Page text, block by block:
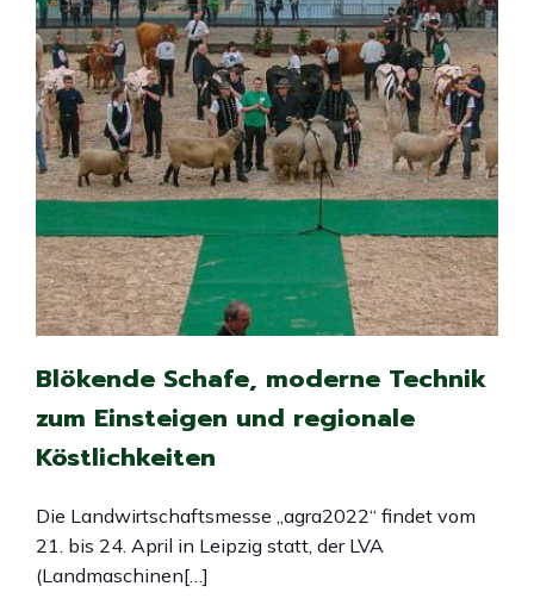
Blökende Schafe, moderne Technik
zum Einsteigen und regionale
Köstlichkeiten
Die Landwirtschaftsmesse „agra2022“ findet vom
21. bis 24. April in Leipzig statt, der LVA
(Landmaschinen[…]